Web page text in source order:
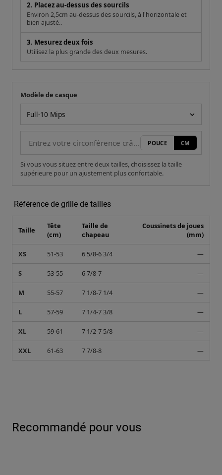
2. Placez au-dessus des sourcils
Environ 2,5cm au-dessus des sourcils, à l'horizontale et
bien ajusté..
3. Mesurez deux fois
Utilisez la plus grande des deux mesures.
Votre mesure
Modèle de casque
POUCE CM
Si vous vous situez entre deux tailles, choisissez la taille
supérieure pour un ajustement plus confortable.
Référence de grille de tailles
Taille
Tête
(cm)
Taille de
chapeau
Coussinets de joues
(mm)
XS 51-53 6 5/8-6 3/4 —
S 53-55 6 7/8-7 —
M 55-57 7 1/8-7 1/4 —
L 57-59 7 1/4-7 3/8 —
XL 59-61 7 1/2-7 5/8 —
XXL 61-63 7 7/8-8 —
Recommandé pour vous